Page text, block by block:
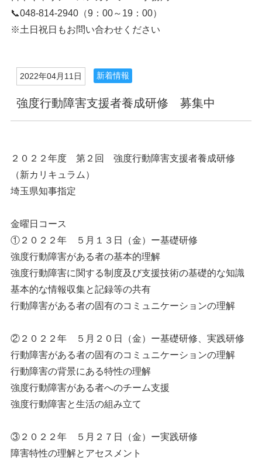
📞048-814-2940（9：00～19：00）
※土日祝日もお問い合わせください
2022年04月11日 新着情報
強度行動障害支援者養成研修 募集中
２０２２年度 第２回 強度行動障害支援者養成研修
（新カリキュラム）
埼玉県知事指定
金曜日コース
①２０２２年 ５月１３日（金）ー基礎研修
強度行動障害がある者の基本的理解
強度行動障害に関する制度及び支援技術の基礎的な知識
基本的な情報収集と記録等の共有
行動障害がある者の固有のコミュニケーションの理解
②２０２２年 ５月２０日（金）ー基礎研修、実践研修
行動障害がある者の固有のコミュニケーションの理解
行動障害の背景にある特性の理解
強度行動障害がある者へのチーム支援
強度行動障害と生活の組み立て
③２０２２年 ５月２７日（金）ー実践研修
障害特性の理解とアセスメント